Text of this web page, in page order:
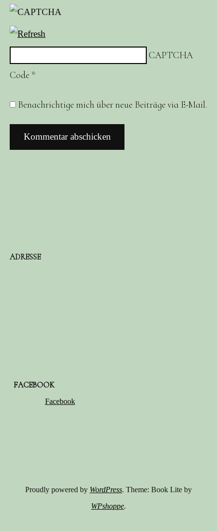
CAPTCHA
Code *
Benachrichtige mich über neue Beiträge via E-Mail.
ADRESSE
FACEBOOK
Facebook
Proudly powered by WordPress. Theme: Book Lite by
WPshoppe.